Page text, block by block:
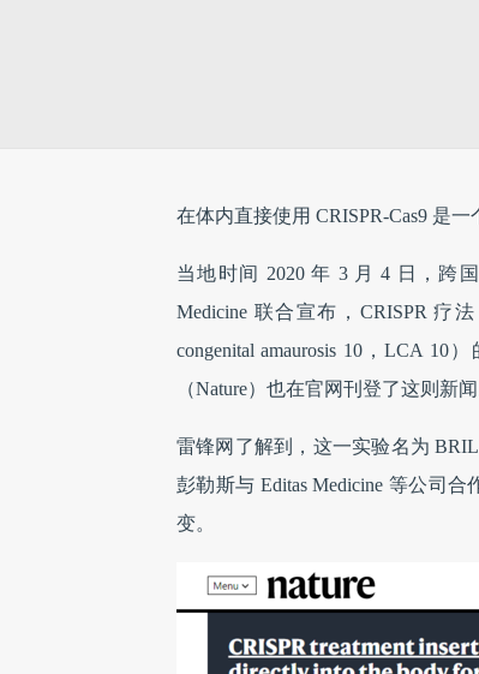
在体内直接使用 CRISPR-Cas9 是
当地时间 2020 年 3 月 4 日，跨
Medicine 联合宣布，CRISPR 疗
congenital amaurosis 10，LCA
（Nature）也在官网刊登了这则新闻
雷锋网了解到，这一实验名为
彭勒斯与 Editas Medicine 等公司
变。